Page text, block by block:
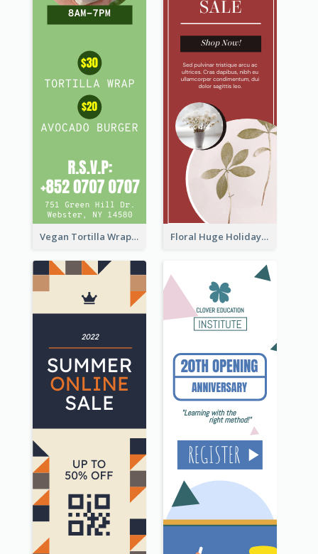
Vegan Tortilla Wrap Sale Wide Skyscraper Banner Floral Huge Holiday Sale Wide Skyscraper Banner